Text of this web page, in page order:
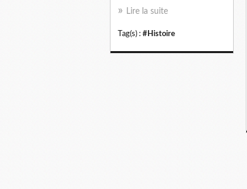
Lire la suite
Tag(s) : #Histoire